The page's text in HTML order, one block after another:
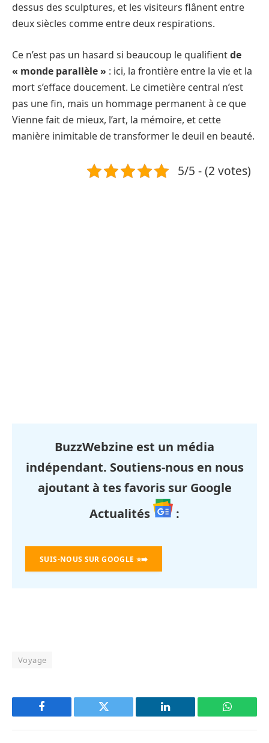
dessus des sculptures, et les visiteurs flânent entre
deux siècles comme entre deux respirations.
Ce n’est pas un hasard si beaucoup le qualifientde
« monde parallèle » : ici, la frontière entre la vie et la
mort s’efface doucement. Le cimetière central n’est
pas une fin, mais un hommage permanent à ce que
Vienne fait de mieux, l’art, la mémoire, et cette
manière inimitable de transformer le deuil en beauté.
5/5 - (2 votes)
BuzzWebzine est un média
indépendant. Soutiens-nous en nous
ajoutant à tes favoris sur Google
Actualités
:
SUIS-NOUS SUR GOOGLE ⭐➡️
Voyage
Facebook Twitter LinkedIn